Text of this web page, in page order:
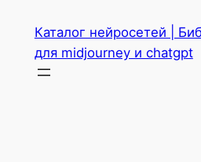
содержимому
Каталог нейросетей |
для midjourney и chatgpt